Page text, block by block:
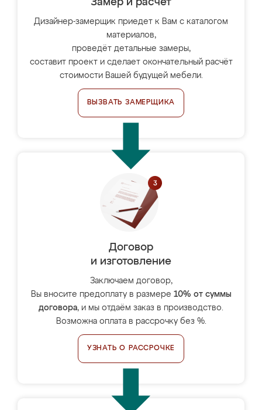
Замер и расчет
Дизайнер-замерщик приедет к Вам с каталогом
материалов,
проведёт детальные замеры,
составит проект и сделает окончательный расчёт
стоимости Вашей будущей мебели.
ВЫЗВАТЬ ЗАМЕРЩИКА
Договор
и изготовление
Заключаем договор,
Вы вносите предоплату в размере 10% от суммы
договора, и мы отдаём заказ в производство.
Возможна оплата в рассрочку без %.
УЗНАТЬ О РАССРОЧКЕ